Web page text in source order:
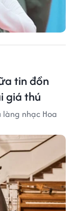
tin đồn
giá thú
nhạc Hoa